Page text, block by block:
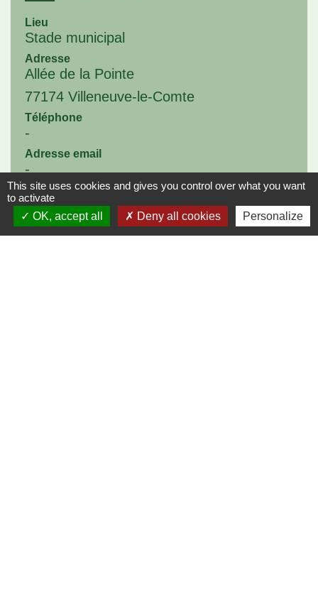
Lieu
Stade municipal
Adresse
Allée de la Pointe
77174 Villeneuve-le-Comte
Téléphone
-
Adresse email
-
Site Internet
-
This site uses cookies and gives you control over what you want
to activate
OK, accept all
Deny all cookies Personalize